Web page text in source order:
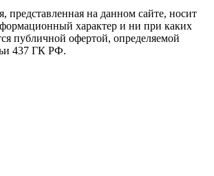
на данном сайте, носит
характер и ни при каких
публичной офертой, определяемой
437 ГК РФ.